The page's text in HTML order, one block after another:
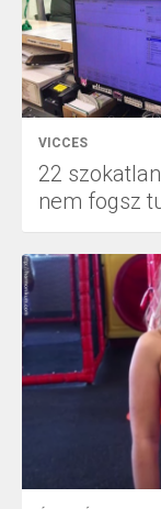
VICCES
22
nem fogsz